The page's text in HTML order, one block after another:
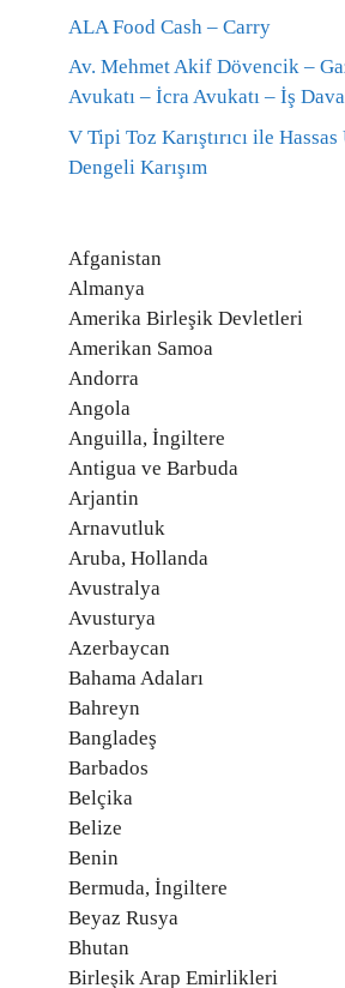
ALA Food Cash – Carry
Av. Mehmet Akif Dövencik –
Avukatı – İcra Avukatı – İş
V Tipi Toz Karıştırıcı ile
Dengeli Karışım
Afganistan
Almanya
Amerika Birleşik Devletleri
Amerikan Samoa
Andorra
Angola
Anguilla, İngiltere
Antigua ve Barbuda
Arjantin
Arnavutluk
Aruba, Hollanda
Avustralya
Avusturya
Azerbaycan
Bahama Adaları
Bahreyn
Bangladeş
Barbados
Belçika
Belize
Benin
Bermuda, İngiltere
Beyaz Rusya
Bhutan
Birleşik Arap Emirlikleri